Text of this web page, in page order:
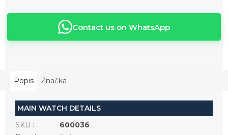
Contact us on WhatsApp
Popis Značka
MAIN WATCH DETAILS
SKU :
600036